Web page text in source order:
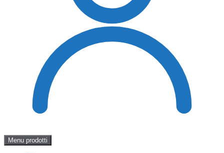
Menu prodotti